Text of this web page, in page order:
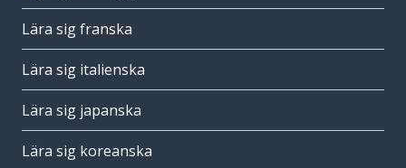
Lära sig franska
Lära sig italienska
Lära sig japanska
Lära sig koreanska